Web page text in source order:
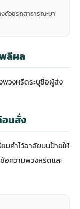
ด้วยรถสาธารณะมา
ลีผล
พวงหรีดระบุชื่อผู้ส่ง
นสั่ง
มคำไว้อาลัยบนป้ายให้
อความพวงหรีดและ